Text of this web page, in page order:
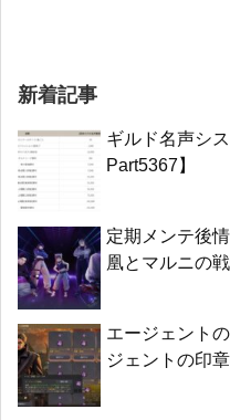
新着記事
ギルド名声シ
Part5367】
定期メンテ後
凰とマルニの
エージェント
ジェントの印